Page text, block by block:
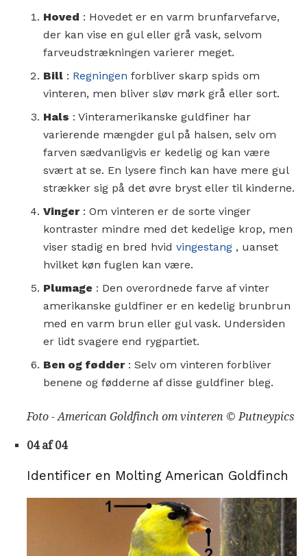
Hoved : Hovedet er en varm brunfarvefarve,
der kan vise en gul eller grå vask, selvom
farveudstrækningen varierer meget.
Bill : Regningen forbliver skarp spids om
vinteren, men bliver sløv mørk grå eller sort.
Hals : Vinteramerikanske guldfiner har
varierende mængder gul på halsen, selv om
farven sædvanligvis er kedelig og kan være
svært at se. En lysere finch kan have mere gul
strækker sig på det øvre bryst eller til kinderne.
Vinger: Om vinteren er de sorte vinger
kontraster mindre med det kedelige krop, men
viser stadig en bred hvid vingestang , uanset
hvilket køn fuglen kan være.
Plumage : Den overordnede farve af vinter
amerikanske guldfiner er en kedelig brunbrun
med en varm brun eller gul vask. Undersiden
er lidt svagere end rygpartiet.
Ben og fødder: Selv om vinteren forbliver
benene og fødderne af disse guldfiner bleg.
Foto - American Goldfinch om vinteren © Putneypics
04 af 04
Identificer en Molting American Goldfinch